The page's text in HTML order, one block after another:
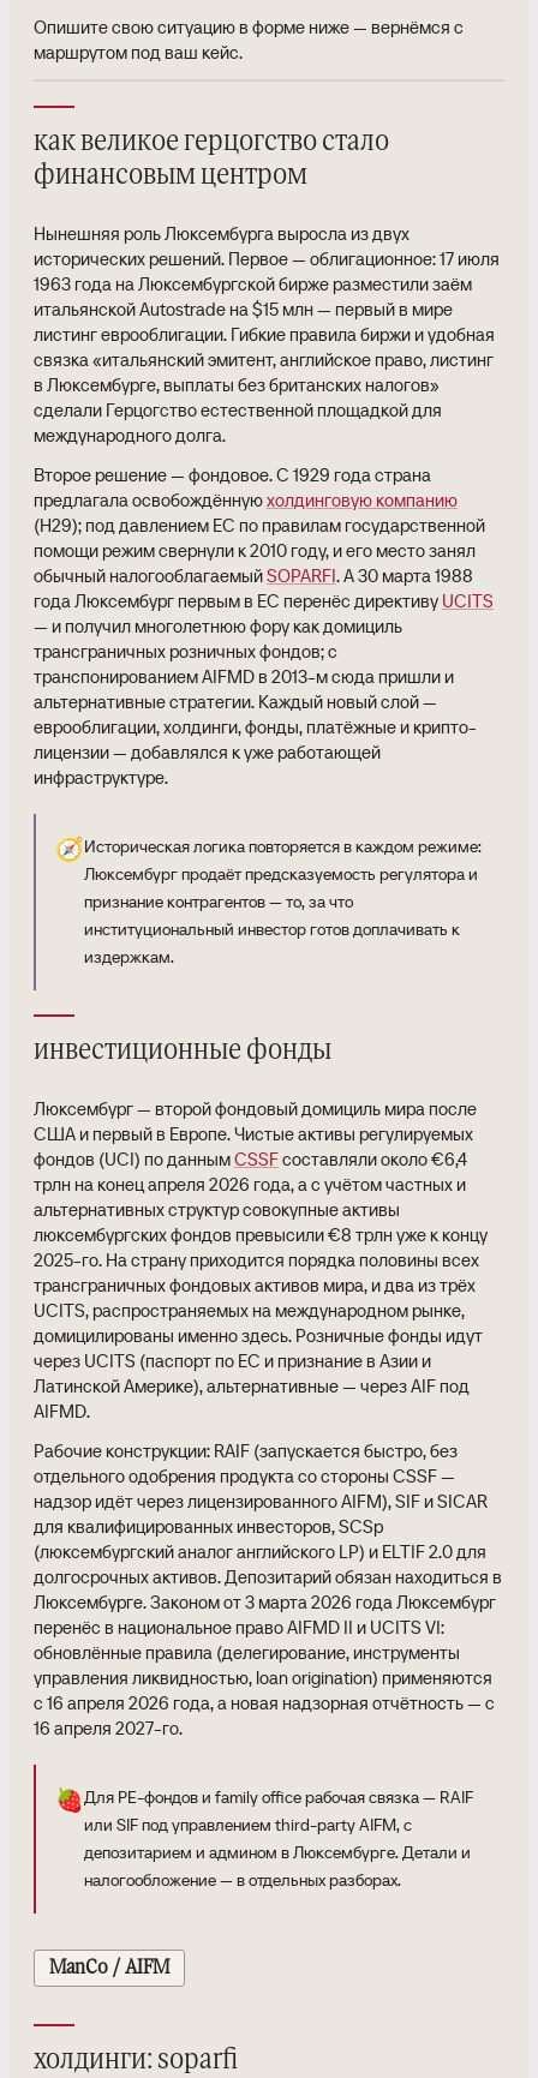
Опишите свою ситуацию в форме ниже — вернёмся с
маршрутом под ваш кейс.
как великое герцогство стало
финансовым центром
Нынешняя роль Люксембурга выросла из двух
исторических решений. Первое — облигационное: 17 июля
1963 года на Люксембургской бирже разместили заём
итальянской Autostrade на $15 млн — первый в мире
листинг еврооблигации. Гибкие правила биржи и удобная
связка «итальянский эмитент, английское право, листинг
в Люксембурге, выплаты без британских налогов»
сделали Герцогство естественной площадкой для
международного долга.
Второе решение — фондовое. С 1929 года страна
предлагала освобождённуюхолдинговую компанию
(H29); под давлением ЕС по правилам государственной
помощи режим свернули к 2010 году, и его место занял
обычный налогооблагаемыйSOPARFI. А 30 марта 1988
года Люксембург первым в ЕС перенёс директиву UCITS
— и получил многолетнюю фору как домициль
трансграничных розничных фондов; с
транспонированием AIFMD в 2013-м сюда пришли и
альтернативные стратегии. Каждый новый слой —
еврооблигации, холдинги, фонды, платёжные и крипто-
лицензии — добавлялся к уже работающей
инфраструктуре.
🧭Историческая логика повторяется в каждом режиме:
Люксембург продаёт предсказуемость регулятора и
признание контрагентов — то, за что
институциональный инвестор готов доплачивать к
издержкам.
инвестиционные фонды
Люксембург — второй фондовый домициль мира после
США и первый в Европе. Чистые активы регулируемых
фондов (UCI) по даннымCSSFсоставляли около €6,4
трлн на конец апреля 2026 года, а с учётом частных и
альтернативных структур совокупные активы
люксембургских фондов превысили €8 трлн уже к концу
2025-го. На страну приходится порядка половины всех
трансграничных фондовых активов мира, и два из трёх
UCITS, распространяемых на международном рынке,
домицилированы именно здесь. Розничные фонды идут
через UCITS (паспорт по ЕС и признание в Азии и
Латинской Америке), альтернативные — через AIF под
AIFMD.
Рабочие конструкции: RAIF (запускается быстро, без
отдельного одобрения продукта со стороны CSSF —
надзор идёт через лицензированного AIFM), SIF и SICAR
для квалифицированных инвесторов, SCSp
(люксембургский аналог английского LP) и ELTIF 2.0 для
долгосрочных активов. Депозитарий обязан находиться в
Люксембурге. Законом от 3 марта 2026 года Люксембург
перенёс в национальное право AIFMD II и UCITS VI:
обновлённые правила (делегирование, инструменты
управления ликвидностью, loan origination) применяются
с 16 апреля 2026 года, а новая надзорная отчётность — с
16 апреля 2027-го.
🍓Для PE-фондов и family office рабочая связка — RAIF
или SIF под управлением third-party AIFM, с
депозитарием и админом в Люксембурге. Детали и
налогообложение — в отдельных разборах.
ManCo / AIFM
холдинги: soparfi